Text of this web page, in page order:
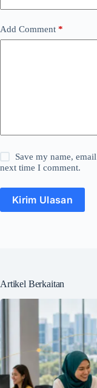
Add Comment *
Save my name,
next time I comment.
Kirim Ulasan
Artikel Berkaitan